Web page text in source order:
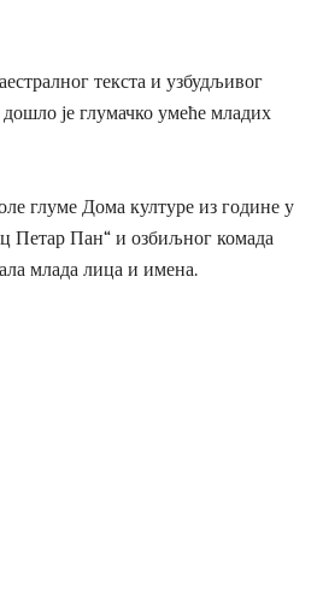
текста и узбудљивог
је глумачко умеће младих
глуме Дома културе из године у
Петар Пан“ и озбиљног комада
млада лица и имена.